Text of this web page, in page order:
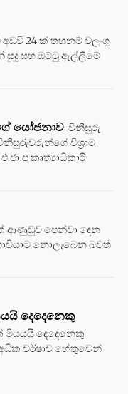
අඩවි 24 ක් තහනම් වලංගු
සූදු සහ ඔට්ටු ඇල්ලීමේ
යෝජනාව විනිසුරු
විශ්‍රාම
කෘත්‍යාධිකාරී
ආණුඩුව පෙන්වා දෙන
නොලැබෙන බවත්
දෙදෙනෙකු
මියයයි දෙදෙනෙකු
වර්ෂාව හේතුවෙන්